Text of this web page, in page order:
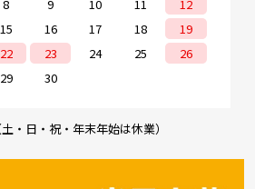
8 9 10 11
12
15 16 17 18
19
22 23 24 25
26
29 30
・日・祝・年末年始は休業）